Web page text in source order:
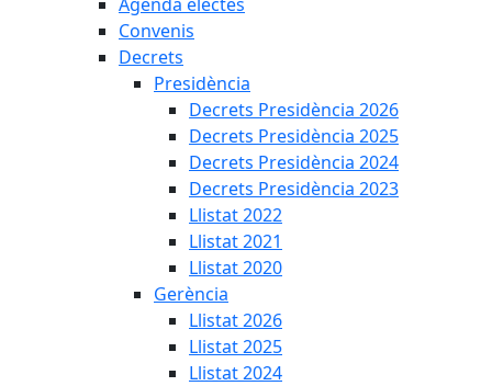
Convenis
Decrets
Presidència
Decrets Presidència 2026
Decrets Presidència 2025
Decrets Presidència 2024
Decrets Presidència 2023
Llistat 2022
Llistat 2021
Llistat 2020
Gerència
Llistat 2026
Llistat 2025
Llistat 2024